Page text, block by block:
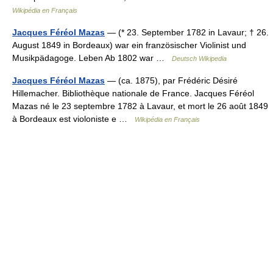
Wikipédia en Français
Jacques Féréol Mazas — (* 23. September 1782 in Lavaur; † 26.
August 1849 in Bordeaux) war ein französischer Violinist und
Musikpädagoge. Leben Ab 1802 war …
Deutsch Wikipedia
Jacques Féréol Mazas — (ca. 1875), par Frédéric Désiré
Hillemacher. Bibliothèque nationale de France. Jacques Féréol
Mazas né le 23 septembre 1782 à Lavaur, et mort le 26 août 1849
à Bordeaux est violoniste e …
Wikipédia en Français